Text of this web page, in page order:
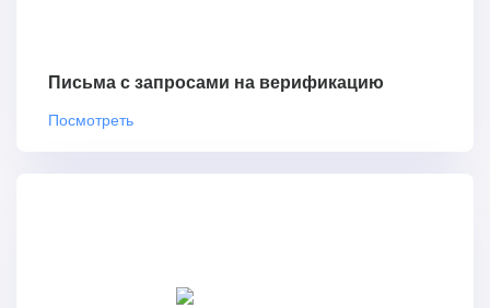
Письма с запросами на верификацию
Посмотреть